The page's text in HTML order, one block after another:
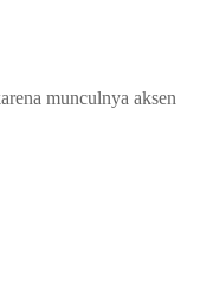
munculnya aksen